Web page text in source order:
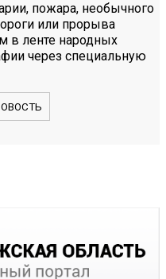
пожара, необычного
или прорыва
в ленте народных
через специальную